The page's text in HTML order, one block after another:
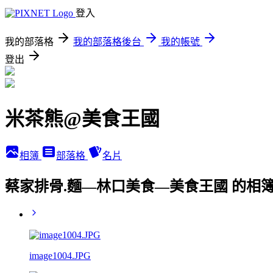
登入
我的部落格 我的部落格後台
我的帳號
登出
米茶熊@美食王國
相簿 部落格 名片
蔡家排骨.麵—林口美食—美食王國 的相
image1004.JPG